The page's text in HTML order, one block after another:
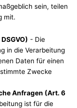
sein, teilen
mit.
- Die
in die Verarbeitung
Daten für einen
Zwecke
Anfragen (Art. 6
ist für die